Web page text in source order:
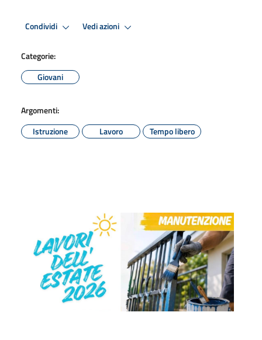
Condividi Vedi azioni
Categorie:
Giovani
Argomenti:
Istruzione
Lavoro Tempo libero